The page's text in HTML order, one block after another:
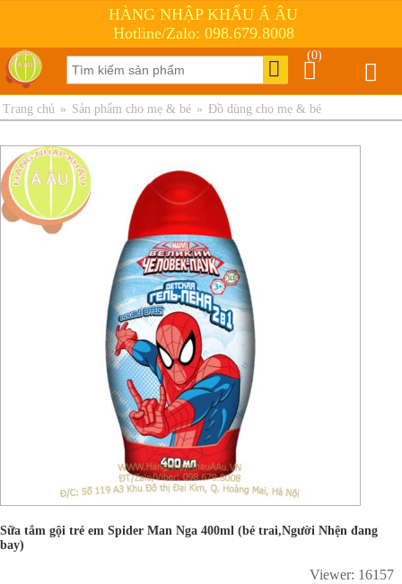
HÀNG NHẬP KHẨU Á ÂU
Hotline/Zalo: 098.679.8008
(0)
Trang chủ » Sản phẩm cho mẹ & bé » Đồ dùng cho mẹ & bé
Sữa tắm gội trẻ em Spider Man Nga 400ml (bé trai,Người Nhện đang
bay)
Viewer: 16157